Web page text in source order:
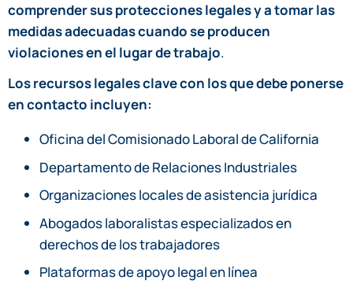
comprender sus protecciones legales y a tomar las
medidas adecuadas cuando se producen
violaciones en el lugar de trabajo.
Los recursos legales clave con los que debe ponerse
en contacto incluyen:
Oficina del Comisionado Laboral de California
Departamento de Relaciones Industriales
Organizaciones locales de asistencia jurídica
Abogados laboralistas especializados en
derechos de los trabajadores
Plataformas de apoyo legal en línea